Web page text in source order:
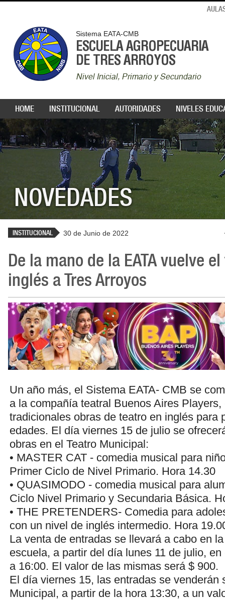
Sistema EATA-CMB
ESCUELA AGROPECUARIA
DE TRES ARROYOS
Nivel Inicial, Primario y Secundario
HOME INSTITUCIONAL AUTORIDADES NIVELES
NOVEDADES
INSTITUCIONAL 30 de Junio de 2022
De la mano de la EATA vuelve
inglés a Tres Arroyos
Un año más, el Sistema EATA- CMB se
a la compañía teatral Buenos Aires Players,
tradicionales obras de teatro en inglés para
edades. El día viernes 15 de julio se
obras en el Teatro Municipal:
• MASTER CAT - comedia musical para
Primer Ciclo de Nivel Primario. Hora 14.30
• QUASIMODO - comedia musical para
Ciclo Nivel Primario y Secundaria Básica.
• THE PRETENDERS- Comedia para
con un nivel de inglés intermedio. Hora
La venta de entradas se llevará a cabo en
escuela, a partir del día lunes 11 de julio,
a 16:00. El valor de las mismas será $ 900.
El día viernes 15, las entradas se venderán
Municipal, a partir de la hora 13:30, a un